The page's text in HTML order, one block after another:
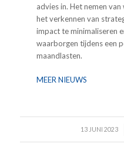
advies in. Het nemen
het verkennen van
impact te minimaliseren
waarborgen tijdens een
maandlasten.
MEER NIEUWS
13 JUNI 2023
/